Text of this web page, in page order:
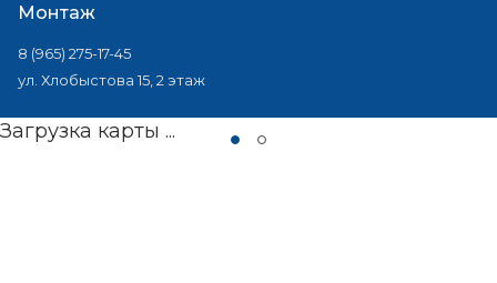
Монтаж
8 (965) 275-17-45
ул. Хлобыстова 15, 2 этаж
Загрузка карты ...